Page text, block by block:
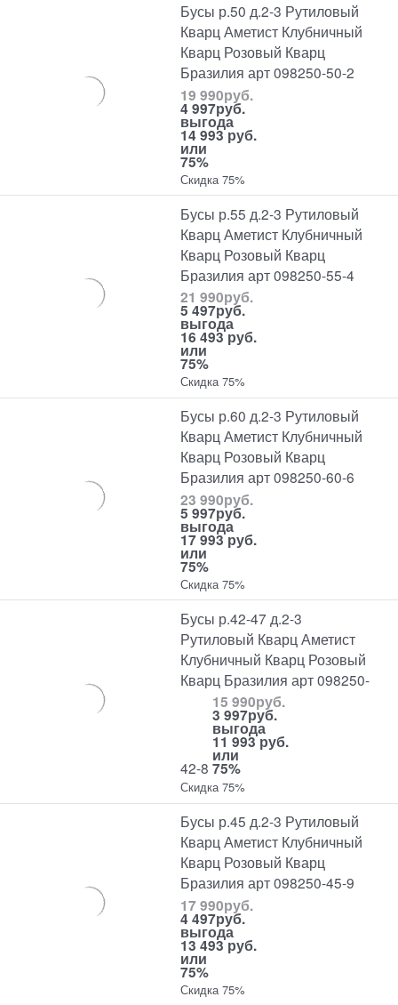
Бусы р.50 д.2-3 Рутиловый
Кварц Аметист Клубничный
Кварц Розовый Кварц
Бразилия арт 098250-50-2
19 990руб.
4 997руб.
выгода
14 993 руб.
или
75%
Скидка 75%
Бусы р.55 д.2-3 Рутиловый
Кварц Аметист Клубничный
Кварц Розовый Кварц
Бразилия арт 098250-55-4
21 990руб.
5 497руб.
выгода
16 493 руб.
или
75%
Скидка 75%
Бусы р.60 д.2-3 Рутиловый
Кварц Аметист Клубничный
Кварц Розовый Кварц
Бразилия арт 098250-60-6
23 990руб.
5 997руб.
выгода
17 993 руб.
или
75%
Скидка 75%
Бусы р.42-47 д.2-3
Рутиловый Кварц Аметист
Клубничный Кварц Розовый
Кварц Бразилия арт 098250-
42-8
15 990руб.
3 997руб.
выгода
11 993 руб.
или
75%
Скидка 75%
Бусы р.45 д.2-3 Рутиловый
Кварц Аметист Клубничный
Кварц Розовый Кварц
Бразилия арт 098250-45-9
17 990руб.
4 497руб.
выгода
13 493 руб.
или
75%
Скидка 75%